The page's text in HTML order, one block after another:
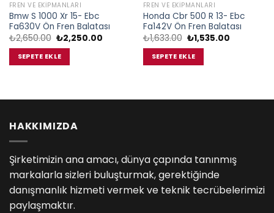
FREN VE EKIPMANLARI
Bmw S 1000 Xr 15- Ebc
Fa630V Ön Fren Balatası
₺2,650.00 Orijinal
fiyat:
₺2,650.00.
₺2,250.00Şu
SEPETE EKLE
FREN VE EKIPMANLARI
Honda Cbr 500 R 13- Ebc
Fa142V Ön Fren Balatası
₺1,633.00 Orijinal
fiyat:
₺1,633.00.
₺1,535.00Şu
SEPETE EKLE
HAKKIMIZDA
Şirketimizin ana amacı, dünya çapında tanınmış
markalarla sizleri buluşturmak, gerektiğinde
danışmanlık hizmeti vermek ve teknik tecrübelerimizi
paylaşmaktır.